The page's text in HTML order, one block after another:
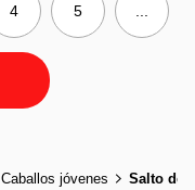
4 5
Caballos jóvenes Salto de